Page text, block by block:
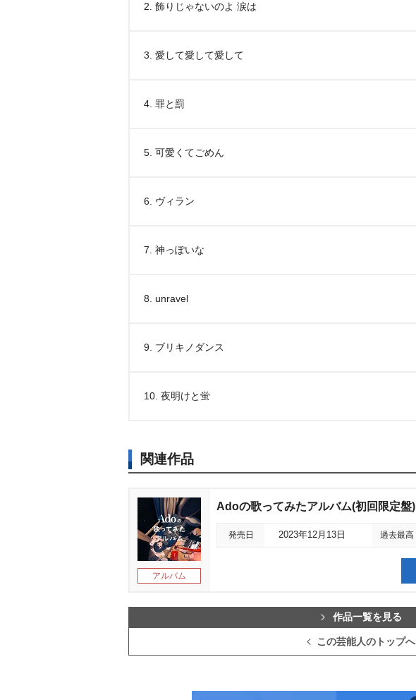
2. 飾りじゃないのよ 涙は
3. 愛して愛して愛して
4. 罪と罰
5. 可愛くてごめん
6. ヴィラン
7. 神っぽいな
8. unravel
9. ブリキノダンス
10. 夜明けと蛍
関連作品
アルバム
Adoの歌ってみたアルバム(初回限定盤)
発売日 2023年12月13日 過去最高
作品一覧を見る
この芸能人のトップへ